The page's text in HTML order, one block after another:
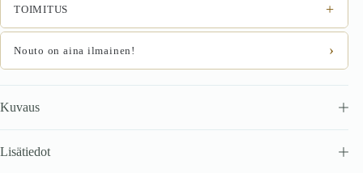
TOIMITUS +
Nouto on aina ilmainen! ›
Kuvaus
Lisätiedot